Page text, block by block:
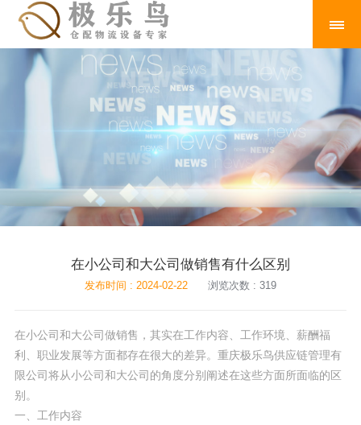
在小公司和大公司做销售有什么区别
发布时间 : 2024-02-22 浏览次数 : 319
在小公司和大公司做销售，其实在工作内容、工作环境、薪酬福
利、职业发展等方面都存在很大的差异。重庆极乐鸟供应链管理有
限公司将从小公司和大公司的角度分别阐述在这些方面所面临的区
别。
一、工作内容